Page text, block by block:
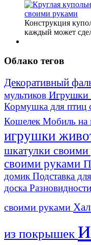
Конструкция
каждый может
Облако тегов
Декоративный
мультиков Игрушки
Кормушка для птиц
Кошелек Мобиль на
игрушки
шкатулки
своими руками
домик Подставка
доска
своими руками
из покрышек